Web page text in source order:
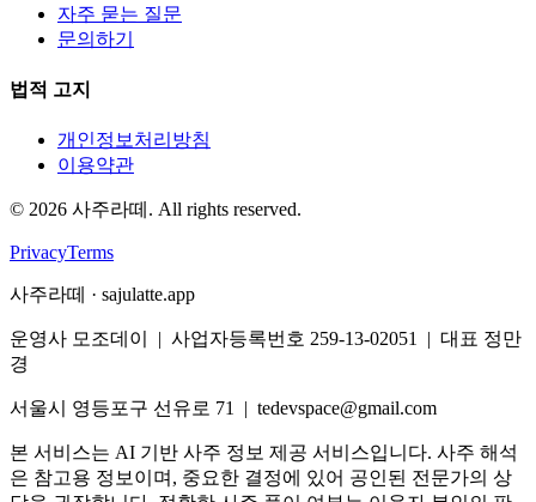
자주 묻는 질문
문의하기
법적 고지
개인정보처리방침
이용약관
© 2026 사주라떼. All rights reserved.
PrivacyTerms
사주라떼 · sajulatte.app
운영사 모조데이 | 사업자등록번호 259-13-02051 | 대표 정만
경
서울시 영등포구 선유로 71 | tedevspace@gmail.com
본 서비스는 AI 기반 사주 정보 제공 서비스입니다. 사주 해석
은 참고용 정보이며, 중요한 결정에 있어 공인된 전문가의 상